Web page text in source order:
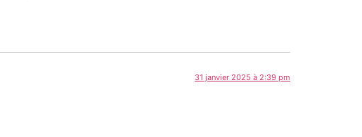
31 janvier 2025 à 2:39 pm